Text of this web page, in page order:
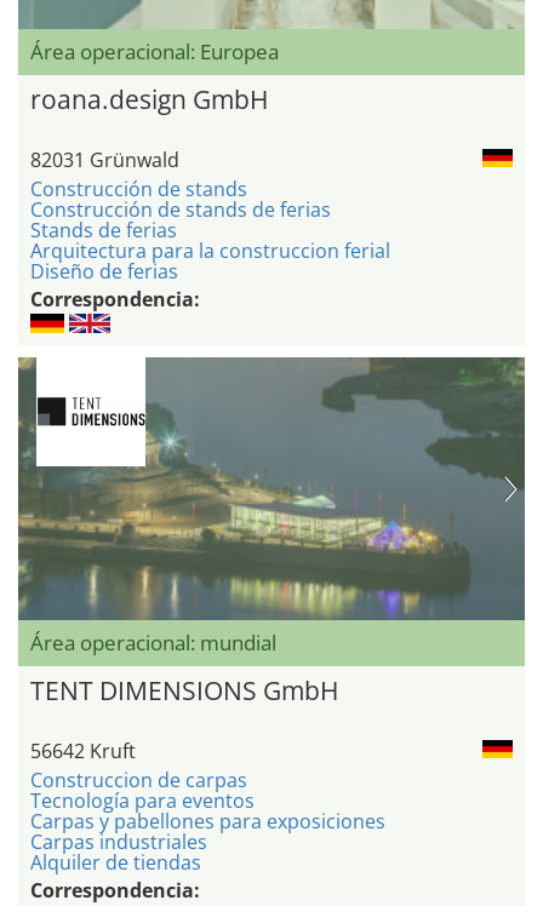
Área operacional: Europea
roana.design GmbH
82031 Grünwald
Construcción de stands
Construcción de stands de ferias
Stands de ferias
Arquitectura para la construccion ferial
Diseño de ferias
Correspondencia:
Área operacional: mundial
TENT DIMENSIONS GmbH
56642 Kruft
Construccion de carpas
Tecnología para eventos
Carpas y pabellones para exposiciones
Carpas industriales
Alquiler de tiendas
Correspondencia: